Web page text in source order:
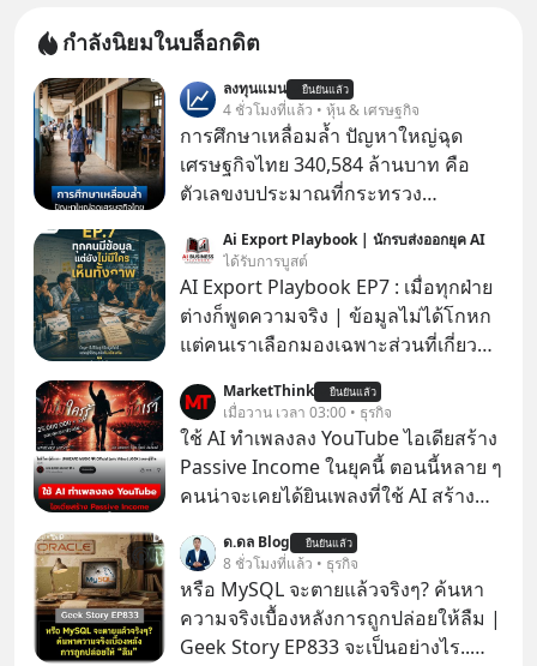
กำลังนิยมในบล็อกดิต
ลงทุนแมน ยืนยันแล้ว
4 ชั่วโมงที่แล้ว • หุ้น & เศรษฐกิจ
การศึกษาเหลื่อมล้ำ ปัญหาใหญ่ฉุด
เศรษฐกิจไทย 340,584 ล้านบาท คือ
ตัวเลขงบประมาณที่กระทรวง
รายจ่ายประจำปี 2568 ซึ่งมากที่สุดเป็น
อันดับ 2 รองจากกระทรวงการคลัง
Ai Export Playbook | นักรบส่งออกยุค AI
ได้รับการบูสต์
AI Export Playbook EP7 : เมื่อทุกฝ่าย
ต่างก็พูดความจริง | ข้อมูลไม่ได้โกหก
แต่คนเราเลือกมองเฉพาะส่วนที่เกี่ยวกับ
MarketThink ยืนยันแล้ว
เมื่อวาน เวลา 03:00 • ธุรกิจ
ใช้ AI ทำเพลงลง YouTube ไอเดียสร้าง
Passive Income ในยุคนี้ ตอนนี้หลาย ๆ
คนน่าจะเคยได้ยินเพลงที่ใช้ AI สร้าง
รู้ตัวเรา” จากช่องชื่อว่า UNHEARD
MUSIC ที่ตอนนี้มียอดรับชมกว่า 26
ล้านครั้งแล้ว
ด.ดล Blog ยืนยันแล้ว
8 ชั่วโมงที่แล้ว • ธุรกิจ
หรือ MySQL จะตายแล้วจริงๆ? ค้นหา
ความจริงเบื้องหลังการถูกปล่อยให้ลืม |
Geek Story EP833 จะเป็นอย่างไร..